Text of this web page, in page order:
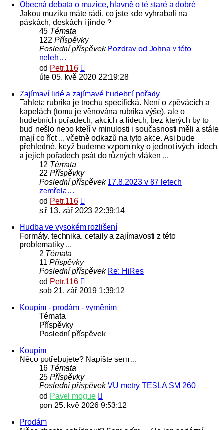
Obecná debata o muzice, hlavně o té staré a dobré
Jakou muziku máte rádi, co jste kde vyhrabali na
páskách, deskách i jinde ?
45 Témata
122 Příspěvky
Poslední příspěvek Pozdrav od Johna v této
neleh…
od Petr.116
poslední
úte 05. kvě 2020 22:19:28
Zajímaví lidé a zajímavé hudební pořady
Tahleta rubrika je trochu specifická. Není o zpěvácích a
kapelách (tomu je věnována rubrika výše), ale o
hudebních pořadech, akcích a lidech, bez kterých by to
buď nešlo nebo kteří v minulosti i současnosti měli a stále
mají co říct ... včetně odkazů na tyto akce. Asi bude
přehledné, když budeme vzpomínky o jednotlivých lidech
a jejich pořadech psát do různých vláken ...
12 Témata
22 Příspěvky
Poslední příspěvek 17.8.2023 v 87 letech
zemřela…
od Petr.116
poslední
stř 13. zář 2023 22:39:14
Hudba ve vysokém rozlišení
Formáty, technika, detaily a zajímavosti z této
problematiky ...
2 Témata
11 Příspěvky
Poslední příspěvek Re: HiRes
od Petr.116
poslední
sob 21. zář 2019 1:39:12
Koupím - prodám - vyměním
Témata
Příspěvky
Poslední příspěvek
Koupím
Něco potřebujete? Napište sem ...
16 Témata
25 Příspěvky
Poslední příspěvek VU metry TESLA SM 260
od Pavel mogue
poslední
pon 25. kvě 2026 9:53:12
Prodám